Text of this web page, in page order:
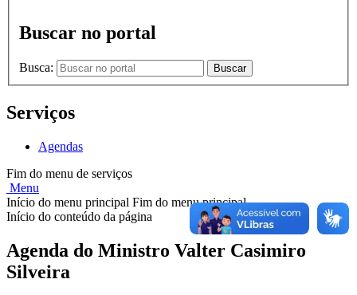
Buscar no portal
Busca: Buscar
Serviços
Agendas
Fim do menu de serviços
Menu
Início do menu principal Fim do menu principal
Início do conteúdo da página
Agenda do Ministro Valter Casimiro
Silveira